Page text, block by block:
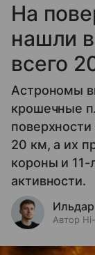
На
нашли
всего
Астрономы
крошечные
20 км, а их
короны и 11-
активности.
Автор